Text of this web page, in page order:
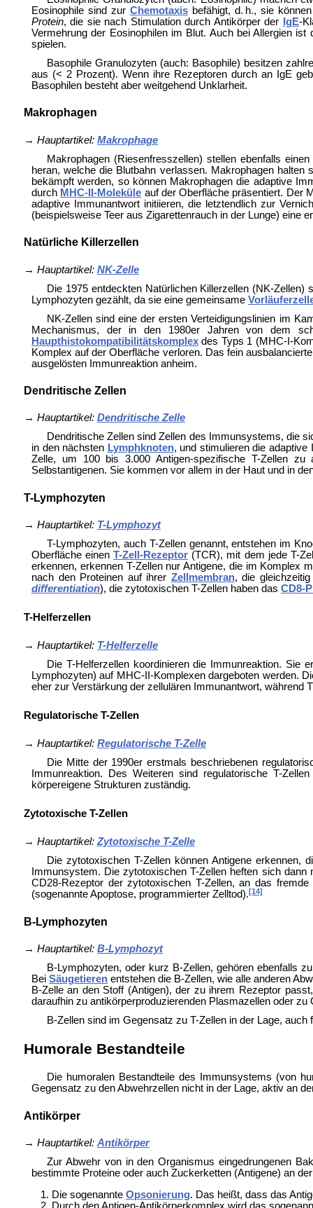
Eosinophile sind zur Chemotaxisbefähigt, d. h., sie
Protein, die sie nach Stimulation durch Antikörper der IgE-
Vermehrung der Eosinophilen im Blut. Auch bei Allergien
spielen.
Basophile Granulozyten (auch: Basophile) besitzen
aus (< 2 Prozent). Wenn ihre Rezeptoren durch an IgE
Basophilen besteht aber weitgehend Unklarheit.
Makrophagen
→ Hauptartikel: Makrophage
Makrophagen (Riesenfresszellen) stellen ebenfalls
heran, welche die Blutbahn verlassen. Makrophagen
bekämpft werden, so können Makrophagen die adaptive
durch MHC-II-Moleküle auf der Oberfläche präsentiert. Der
adaptive Immunantwort initiieren, die letztendlich zur
(beispielsweise Teer aus Zigarettenrauch in der Lunge) eine
Natürliche Killerzellen
→ Hauptartikel: NK-Zelle
Die 1975 entdeckten Natürlichen Killerzellen (NK-Zellen)
Lymphozyten gezählt, da sie eine gemeinsame
NK-Zellen sind eine der ersten Verteidigungslinien im
Mechanismus, der in den 1980er Jahren von dem
Haupthistokompatibilitätskomplexdes Typs 1 (MHC-I-
Komplex auf der Oberfläche verloren. Das fein
ausgelösten Immunreaktion anheim.
Dendritische Zellen
→ Hauptartikel: Dendritische Zelle
Dendritische Zellen sind Zellen des Immunsystems, die
in den nächsten Lymphknoten, und stimulieren die
Zelle, um 100 bis 3.000 Antigen-spezifische T-Zellen
Selbstantigenen. Sie kommen vor allem in der Haut und in
T-Lymphozyten
→ Hauptartikel: T-Lymphozyt
T-Lymphozyten, auch T-Zellen genannt, entstehen im
Oberfläche einenT-Zell-Rezeptor (TCR), mit dem jede T-
erkennen, erkennen T-Zellen nur Antigene, die im Komplex
nach den Proteinen auf ihrer Zellmembran, die
differentiation), die zytotoxischen T-Zellen haben das CD8-
T-Helferzellen
→ Hauptartikel: T-Helferzelle
Die T-Helferzellen koordinieren die Immunreaktion. Sie
Lymphozyten) auf MHC-II-Komplexen dargeboten werden.
eher zur Verstärkung der zellulären Immunantwort, während T
Regulatorische T-Zellen
→ Hauptartikel: Regulatorische T-Zelle
Die Mitte der 1990er erstmals beschriebenen
Immunreaktion. Des Weiteren sind regulatorische T-
körpereigene Strukturen zuständig.
Zytotoxische T-Zellen
→ Hauptartikel:Zytotoxische T-Zelle
Die zytotoxischen T-Zellen können Antigene
Immunsystem. Die zytotoxischen T-Zellen heften sich
CD28-Rezeptor der zytotoxischen T-Zellen, an das
(sogenannte Apoptose, programmierter Zelltod).[14]
B-Lymphozyten
→ Hauptartikel: B-Lymphozyt
B-Lymphozyten, oder kurz B-Zellen, gehören ebenfalls
Bei Säugetierenentstehen die B-Zellen, wie alle anderen
B-Zelle an den Stoff (Antigen), der zu ihrem Rezeptor
daraufhin zu antikörperproduzierenden Plasmazellen oder zu
B-Zellen sind im Gegensatz zu T-Zellen in der Lage,
Humorale Bestandteile
Die humoralen Bestandteile des Immunsystems (von
Gegensatz zu den Abwehrzellen nicht in der Lage, aktiv an
Antikörper
→ Hauptartikel: Antikörper
Zur Abwehr von in den Organismus eingedrungenen
bestimmte Proteine oder auch Zuckerketten (Antigene) an
Die sogenannte Opsonierung. Das heißt, dass das
Durch den Antigen-Antikörperkomplex wird das